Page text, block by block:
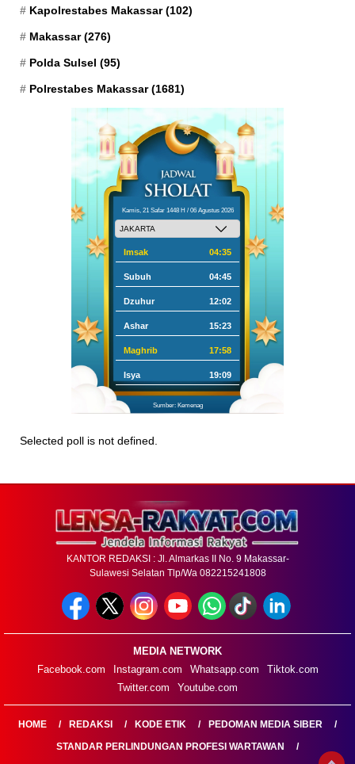
Kapolrestabes Makassar(102)
Makassar(276)
Polda Sulsel (95)
Polrestabes Makassar(1681)
Kamis, 21 Safar 1448 H / 06 Agustus 2026
Imsak 04:35
Subuh 04:45
Dzuhur 12:02
Ashar 15:23
Maghrib 17:58
Isya 19:09
Sumber: Kemenag
Selected poll is not defined.
KANTOR REDAKSI : Jl. Almarkas II No. 9 Makassar-
Sulawesi Selatan Tlp/Wa 082215241808
MEDIA NETWORK
Facebook.com
Instagram.com Whatsapp.com
Tiktok.com
Twitter.com
Youtube.com
HOME REDAKSI KODE ETIK
PEDOMAN MEDIA SIBER
STANDAR PERLINDUNGAN PROFESI WARTAWAN